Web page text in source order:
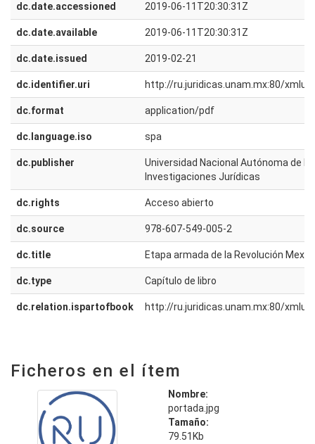
dc.date.accessioned 2019-06-11T20:30:31Z
dc.date.available 2019-06-11T20:30:31Z
dc.date.issued 2019-02-21
dc.identifier.uri http://ru.juridicas.unam.mx:80/
dc.format application/pdf
dc.language.iso spa
dc.publisher
Universidad Nacional Autónoma de
Investigaciones Jurídicas
dc.rights Acceso abierto
dc.source 978-607-549-005-2
dc.title Etapa armada de la Revolución
dc.type Capítulo de libro
dc.relation.ispartofbook http://ru.juridicas.unam.mx:80/
Ficheros en el ítem
Nombre:
portada.jpg
Tamaño:
79.51Kb